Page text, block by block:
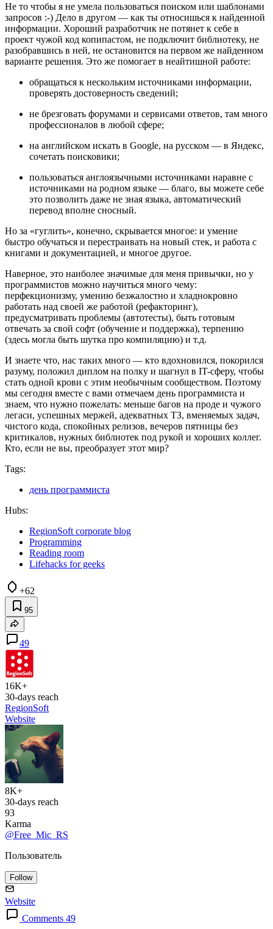
Не то чтобы я не умела пользоваться поиском или шаблонами
запросов :-) Дело в другом — как ты относишься к найденной
информации. Хороший разработчик не потянет к себе в
проект чужой код копипастом, не подключит библиотеку, не
разобравшись в ней, не остановится на первом же найденном
варианте решения. Это же помогает в неайтишной работе:
обращаться к нескольким источниками информации,
проверять достоверность сведений;
не брезговать форумами и сервисами ответов, там много
профессионалов в любой сфере;
на английском искать в Google, на русском — в Яндекс,
сочетать поисковики;
пользоваться англоязычными источниками наравне с
источниками на родном языке — благо, вы можете себе
это позволить даже не зная языка, автоматический
перевод вполне сносный.
Но за «гуглить», конечно, скрывается многое: и умение
быстро обучаться и перестраивать на новый стек, и работа с
книгами и документацией, и многое другое.
Наверное, это наиболее значимые для меня привычки, но у
программистов можно научиться много чему:
перфекционизму, умению безжалостно и хладнокровно
работать над своей же работой (рефакторинг),
предусматривать проблемы (автотесты), быть готовым
отвечать за свой софт (обучение и поддержка), терпению
(здесь могла быть шутка про компиляцию) и т.д.
И знаете что, нас таких много — кто вдохновился, покорился
разуму, положил диплом на полку и шагнул в IT-сферу, чтобы
стать одной крови с этим необычным сообществом. Поэтому
мы сегодня вместе с вами отмечаем день программиста и
знаем, что нужно пожелать: меньше багов на проде и чужого
легаси, успешных мержей, адекватных ТЗ, вменяемых задач,
чистого кода, спокойных релизов, вечеров пятницы без
критикалов, нужных библиотек под рукой и хороших коллег.
Кто, если не вы, преобразует этот мир?
Tags:
день программиста
Hubs:
RegionSoft corporate blog
Programming
Reading room
Lifehacks for geeks
+62
95
49
16K+
30-days reach
RegionSoft
Website
8K+
30-days reach
93
Karma
@Free_Mic_RS
Пользователь
Follow
Website
Comments 49